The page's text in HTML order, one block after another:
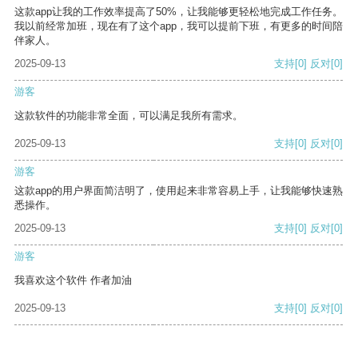
这款app让我的工作效率提高了50%，让我能够更轻松地完成工作任务。
我以前经常加班，现在有了这个app，我可以提前下班，有更多的时间陪
伴家人。
2025-09-13
支持[0] 反对[0]
游客
这款软件的功能非常全面，可以满足我所有需求。
2025-09-13 支持[0] 反对[0]
游客
这款app的用户界面简洁明了，使用起来非常容易上手，让我能够快速熟
悉操作。
2025-09-13
支持[0] 反对[0]
游客
我喜欢这个软件 作者加油
2025-09-13 支持[0] 反对[0]